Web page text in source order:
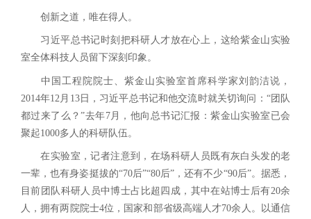
创新之道，唯在得人。
习近平总书记时刻把科研人才放在心上，这给紫金山实验
室全体科技人员留下深刻印象。
中国工程院院士、紫金山实验室首席科学家刘韵洁说，
2014年12月13日，习近平总书记和他交流时就关切询问：“团队
都过来了么？”去年7月，他向总书记汇报：紫金山实验室已会
聚起1000多人的科研队伍。
在实验室，记者注意到，在场科研人员既有灰白头发的老
一辈，也有身姿挺拔的“70后”“80后”，还有不少“90后”。据悉，
目前团队科研人员中博士占比超四成，其中在站博士后有20余
人，拥有两院院士4位，国家和部省级高端人才70余人。以通信